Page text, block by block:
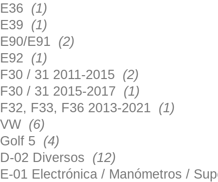
E36 (1)
E39 (1)
E90/E91 (2)
E92 (1)
F30 / 31 2011-2015 (2)
F30 / 31 2015-2017 (1)
F32, F33, F36 2013-2021 (1)
VW (6)
Golf 5 (4)
D-02 Diversos (12)
E-01 Electrónica / Manómetros /